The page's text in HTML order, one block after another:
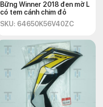
Bững Winner 2018 đen mờ L
có tem cánh chim đỏ
SKU: 64650K56V40ZC